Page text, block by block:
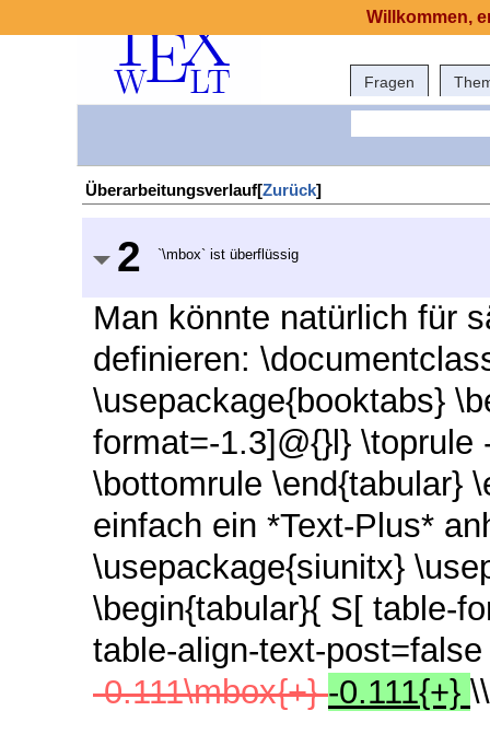
Fragen
Überarbeitungsverlauf[Zurück]
2 `\mbox` ist überflüssig
Man könnte natürlich für
definieren:
\usepackage{booktabs}
format=-1.3]@{}l}
\bottomrule \end{tabular}
einfach ein *Text-Plus*
\usepackage{siunitx}
\begin{tabular}{ S[ table-
table-align-text-
-0.111\mbox{+}-0.111{+}
Willkommen,